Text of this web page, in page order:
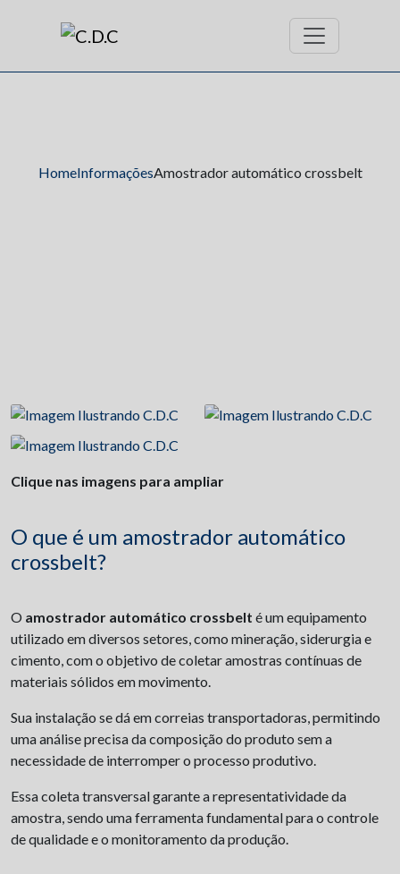
HomeInformaçõesAmostrador automático crossbelt
Clique nas imagens para ampliar
O que é um amostrador automático
crossbelt?
O amostrador automático crossbelt é um equipamento
utilizado em diversos setores, como mineração, siderurgia e
cimento, com o objetivo de coletar amostras contínuas de
materiais sólidos em movimento.
Sua instalação se dá em correias transportadoras, permitindo
uma análise precisa da composição do produto sem a
necessidade de interromper o processo produtivo.
Essa coleta transversal garante a representatividade da
amostra, sendo uma ferramenta fundamental para o controle
de qualidade e o monitoramento da produção.